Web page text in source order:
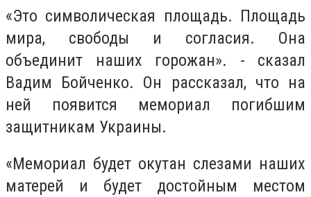
«Это символическая площадь. Площадь
мира, свободы и согласия. Она
объединит наших горожан». - сказал
Вадим Бойченко. Он рассказал, что на
ней появится мемориал погибшим
защитникам Украины.
«Мемориал будет окутан слезами наших
матерей и будет достойным местом